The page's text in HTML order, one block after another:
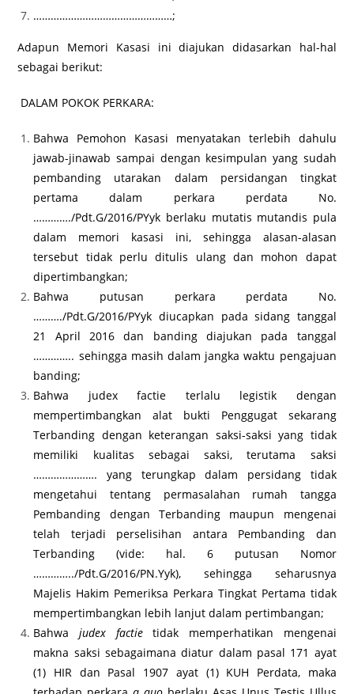
…………………………………………;
Adapun Memori Kasasi ini diajukan didasarkan hal-hal
sebagai berikut:
DALAM POKOK PERKARA:
Bahwa Pemohon Kasasi menyatakan terlebih dahulu
jawab-jinawab sampai dengan kesimpulan yang sudah
pembanding utarakan dalam persidangan tingkat
pertama dalam perkara perdata No.
…………./Pdt.G/2016/PYyk berlaku mutatis mutandis pula
dalam memori kasasi ini, sehingga alasan-alasan
tersebut tidak perlu ditulis ulang dan mohon dapat
dipertimbangkan;
Bahwa putusan perkara perdata No.
………./Pdt.G/2016/PYyk diucapkan pada sidang tanggal
21 April 2016 dan banding diajukan pada tanggal
………….. sehingga masih dalam jangka waktu pengajuan
banding;
Bahwa judex factie terlalu legistik dengan
mempertimbangkan alat bukti Penggugat sekarang
Terbanding dengan keterangan saksi-saksi yang tidak
memiliki kualitas sebagai saksi, terutama saksi
…………………. yang terungkap dalam persidang tidak
mengetahui tentang permasalahan rumah tangga
Pembanding dengan Terbanding maupun mengenai
telah terjadi perselisihan antara Pembanding dan
Terbanding (vide: hal. 6 putusan Nomor
…………../Pdt.G/2016/PN.Yyk), sehingga seharusnya
Majelis Hakim Pemeriksa Perkara Tingkat Pertama tidak
mempertimbangkan lebih lanjut dalam pertimbangan;
Bahwajudex factietidak memperhatikan mengenai
makna saksi sebagaimana diatur dalam pasal 171 ayat
(1) HIR dan Pasal 1907 ayat (1) KUH Perdata, maka